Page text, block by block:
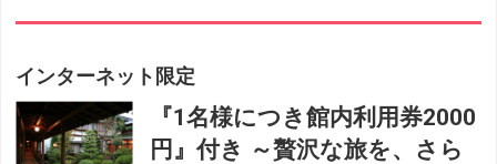
インターネット限定
『1名様につき館内利用券2000
円』付き ～贅沢な旅を、さら